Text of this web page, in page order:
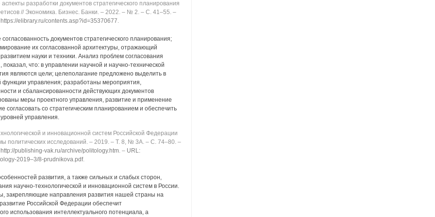
разработки документов стратегического планирования
// Экономика. Бизнес. Банки. ‒ 2022. ‒ № 2. ‒ C. 41‒55. ‒
elibrary.ru/contents.asp?id=35370677.
документов стратегического планирования;
их согласованной архитектуры, отражающий
науки и техники. Анализ проблем согласования
показал, что: в управлении научной и научно-технической
являются цели; целеполагание предложено выделить в
функции управления; разработаны мероприятия,
и сбалансированности действующих документов
меры проектного управления, развитие и применение
со стратегическим планированием и обеспечить
управления.
и инновационной систем Российской Федерации
политических исследований. ‒ 2019. ‒ Т. 8, № 3А. ‒ C. 74‒80. ‒
publishing-vak.ru/archive/politology.htm. ‒ URL:
2019‒3/8-prudnikova.pdf.
развития, а также сильных и слабых сторон,
научно-технологической и инновационной систем в России.
закрепляющие направления развития нашей страны на
Российской Федерации обеспечит
использования интеллектуального потенциала, а